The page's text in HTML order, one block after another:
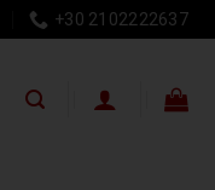
+30 2102222637